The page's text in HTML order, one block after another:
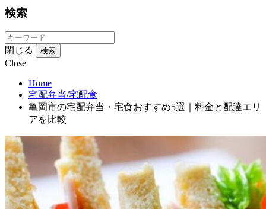
検索
閉じる 検索
Close
Home
宅配弁当/宅配食
亀岡市の宅配弁当・宅食おすすめ5選｜料金と配達エリ
アを比較